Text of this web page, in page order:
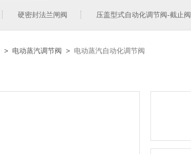
硬密封法兰闸阀 压盖型式自动化调节阀-截止阀
> 电动蒸汽调节阀 > 电动蒸汽自动化调节阀